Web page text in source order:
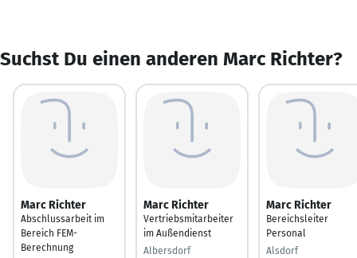
Suchst Du einen anderen Marc Richter?
Marc Richter
Abschlussarbeit im
Bereich FEM-
Berechnung
Marc Richter
Vertriebsmitarbeiter
im Außendienst
Albersdorf
Marc Richter
Bereichsleiter
Personal
Alsdorf